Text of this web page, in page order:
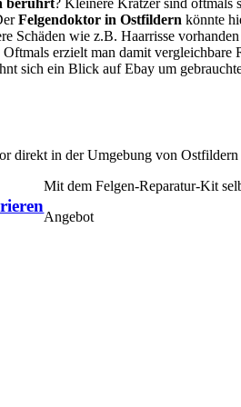
berührt? Kleinere Kratzer sind oftmals
Felgendoktor in Ostfildern könnte
Schäden wie z.B. Haarrisse
erzielt man damit
sich ein Blick auf Ebay um
direkt in der Umgebung von Ostfildern
Mit dem Felgen-Reparatur-Kit
Angebot